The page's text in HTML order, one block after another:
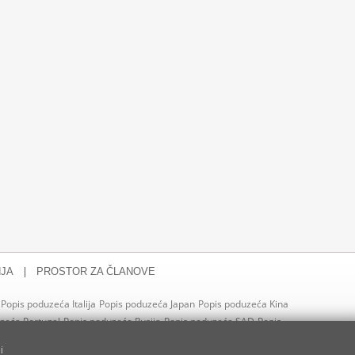
| PROSTOR ZA ČLANOVE
Popis poduzeća Italija Popis poduzeća Japan Popis poduzeća Kina
Portugal Popis poduzeća Rusija Popis poduzeća SAD Popis